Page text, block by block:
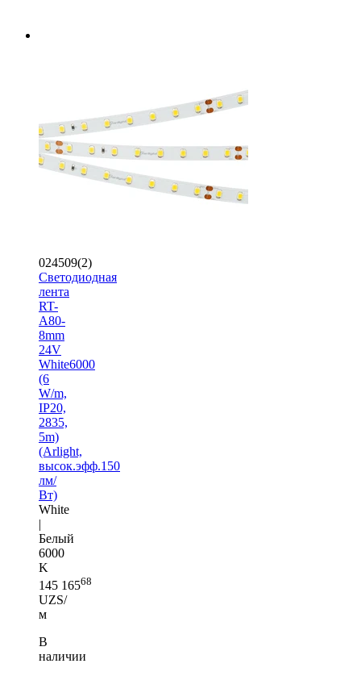
024509(2)
Светодиодная
лента
RT-
A80-
8mm
24V
White6000
(6
W/m,
IP20,
2835,
5m)
(Arlight,
высок.эфф.150
лм/
Вт)
White
|
Белый
6000
K
145 16568
UZS/
м
В
наличии